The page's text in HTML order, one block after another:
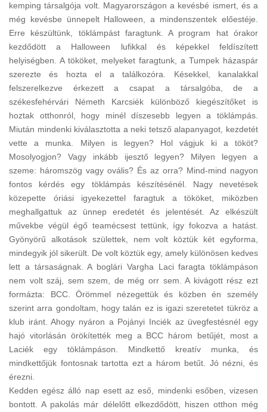
kemping társalgója volt. Magyarországon a kevésbé ismert, és a
még kevésbe ünnepelt Halloween, a mindenszentek előestéje.
Erre készültünk, töklámpást faragtunk. A program hat órakor
kezdődött a Halloween lufikkal és képekkel feldíszített
helyiségben. A tököket, melyeket faragtunk, a Tumpek házaspár
szerezte és hozta el a találkozóra. Késekkel, kanalakkal
felszerelkezve érkezett a csapat a társalgóba, de a
székesfehérvári Németh Karcsiék különböző kiegészítőket is
hoztak otthonról, hogy minél díszesebb legyen a töklámpás.
Miután mindenki kiválasztotta a neki tetsző alapanyagot, kezdetét
vette a munka. Milyen is legyen? Hol vágjuk ki a tököt?
Mosolyogjon? Vagy inkább ijesztő legyen? Milyen legyen a
szeme: háromszög vagy ovális? És az orra? Mind-mind nagyon
fontos kérdés egy töklámpás készítésénél. Nagy nevetések
közepette óriási igyekezettel faragtuk a tököket, miközben
meghallgattuk az ünnep eredetét és jelentését. Az elkészült
művekbe végül égő teamécsest tettünk, így fokozva a hatást.
Gyönyörű alkotások születtek, nem volt köztük két egyforma,
mindegyik jól sikerült. De volt köztük egy, amely különösen kedves
lett a társaságnak. A boglári Vargha Laci faragta töklámpáson
nem volt száj, sem szem, de még orr sem. A kivágott rész ezt
formázta: BCC. Örömmel nézegettük és közben én személy
szerint arra gondoltam, hogy talán ez is igazi szeretetet tükröz a
klub iránt. Ahogy nyáron a Pojányi Inciék az üvegfestésnél egy
hajó vitorlásán örökítették meg a BCC három betűjét, most a
Laciék egy töklámpáson. Mindkettő kreatív munka, és
mindkettőjük fontosnak tartotta ezt a három betűt. Jó nézni, és
érezni.
Kedden egész álló nap esett az eső, mindenki esőben, vizesen
bontott. A pakolás már délelőtt elkezdődött, hiszen otthon még